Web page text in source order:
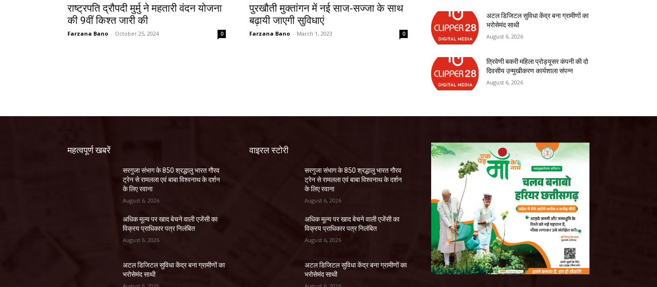
राष्ट्रपति द्रौपदी मुर्मु ने महतारी वंदन योजना
की 9वीं किश्त जारी की
Farzana Bano - October 25, 2024 0
पुरखौती मुक्तांगन में नई साज-सज्जा के साथ
बढ़ायी जाएगी सुविधाएं
Farzana Bano - March 1, 2023 0
अटल डिजिटल सुविधा केंद्र बना ग्रामीणों का
भरोसेमंद साथी
August 6, 2026
त्रिवेणी बकरी महिला प्रोड्यूसर कंपनी की दो
दिवसीय उन्मुखीकरण कार्यशाला संपन्न
August 6, 2026
महत्वपूर्ण खबरें
सरगुजा संभाग के 850 श्रद्धालु भारत गौरव
ट्रेन से रामलला एवं बाबा विश्वनाथ के दर्शन
के लिए रवाना
August 6, 2026
अधिक मूल्य पर खाद बेचने वाली एजेंसी का
विक्रय प्राधिकार पत्र निलंबित
August 6, 2026
अटल डिजिटल सुविधा केंद्र बना ग्रामीणों का
भरोसेमंद साथी
वाइरल स्टोरी
सरगुजा संभाग के 850 श्रद्धालु भारत गौरव
ट्रेन से रामलला एवं बाबा विश्वनाथ के दर्शन
के लिए रवाना
August 6, 2026
अधिक मूल्य पर खाद बेचने वाली एजेंसी का
विक्रय प्राधिकार पत्र निलंबित
August 6, 2026
अटल डिजिटल सुविधा केंद्र बना ग्रामीणों का
भरोसेमंद साथी